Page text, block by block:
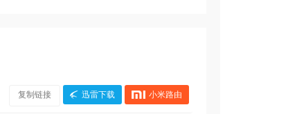
复制链接 迅雷下载 小米路由